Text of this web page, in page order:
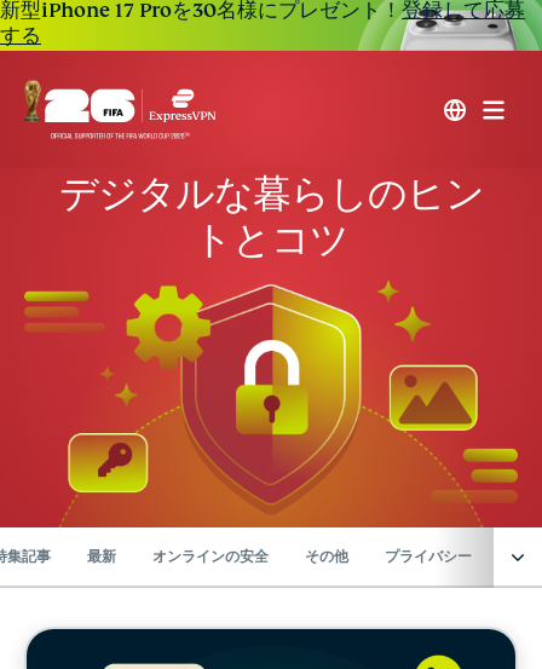
新型iPhone 17 Proを30名様にプレゼント！登録して応募
する
デジタルな暮らしのヒン
トとコツ
集記事 最新 オンラインの安全 その他 プライバシー プ
サイバーセキュリティ